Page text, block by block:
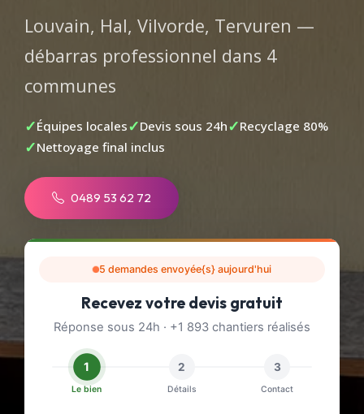
Louvain, Hal, Vilvorde, Tervuren —
débarras professionnel dans 4
communes
Équipes locales Devis sous 24h
Recyclage 80%
Nettoyage final inclus
0489 53 62 72
5 demandes envoyée{s} aujourd'hui
Recevez votre devis gratuit
Réponse sous 24h · +1 893 chantiers réalisés
1
Le bien
2
Détails
3
Contact